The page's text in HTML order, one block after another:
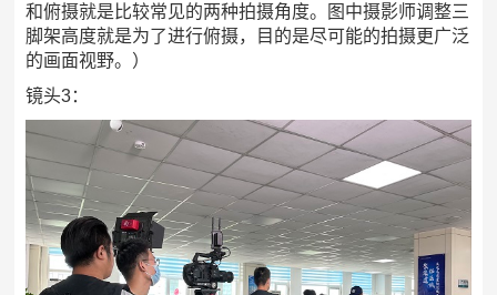
和俯摄就是比较常见的两种拍摄角度。图中摄影师调整三
脚架高度就是为了进行俯摄，目的是尽可能的拍摄更广泛
的画面视野。）
镜头3：